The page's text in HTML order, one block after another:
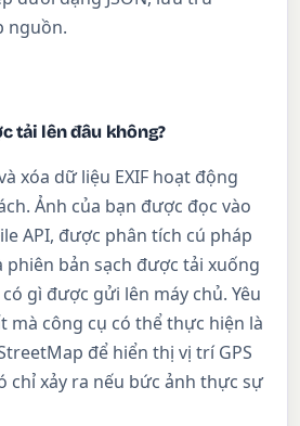
nguồn.
tải lên đâu không?
xóa dữ liệu EXIF hoạt động
Ảnh của bạn được đọc vào
API, được phân tích cú pháp
phiên bản sạch được tải xuống
gì được gửi lên máy chủ. Yêu
mà công cụ có thể thực hiện là
để hiển thị vị trí GPS
chỉ xảy ra nếu bức ảnh thực sự